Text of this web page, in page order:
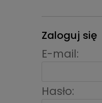
Zaloguj się
E-mail:
Hasło: